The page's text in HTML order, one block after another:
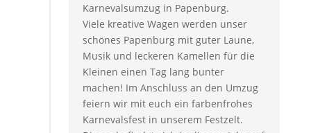
Karnevalsumzug in Papenburg.
Viele kreative Wagen werden unser
schönes Papenburg mit guter Laune,
Musik und leckeren Kamellen für die
Kleinen einen Tag lang bunter
machen! Im Anschluss an den Umzug
feiern wir mit euch ein farbenfrohes
Karnevalsfest in unserem Festzelt.